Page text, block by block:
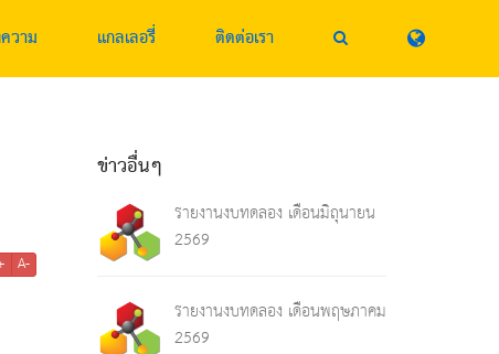
วาม แกลเลอรี่ ติดต่อเรา
A-
ข่าวอื่นๆ
รายงานงบทดลอง เดือนมิถุนายน
2569
รายงานงบทดลอง เดือนพฤษภาคม
2569